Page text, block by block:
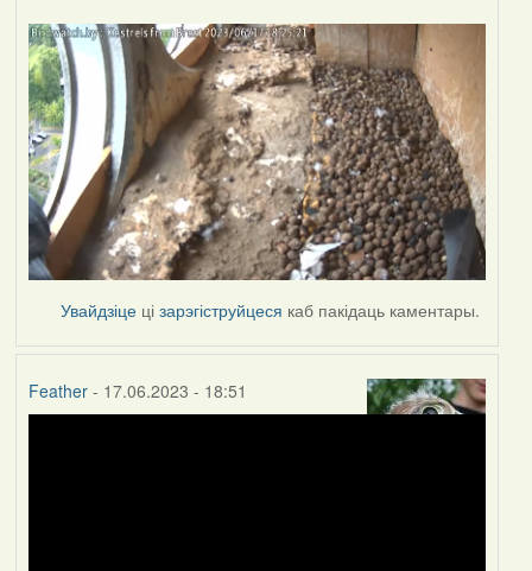
Увайдзіце цізарэгіструйцеся каб пакідаць каментары.
Feather- 17.06.2023 - 18:51